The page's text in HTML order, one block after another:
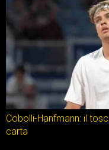
Cobolli-Hanfmann: il
carta